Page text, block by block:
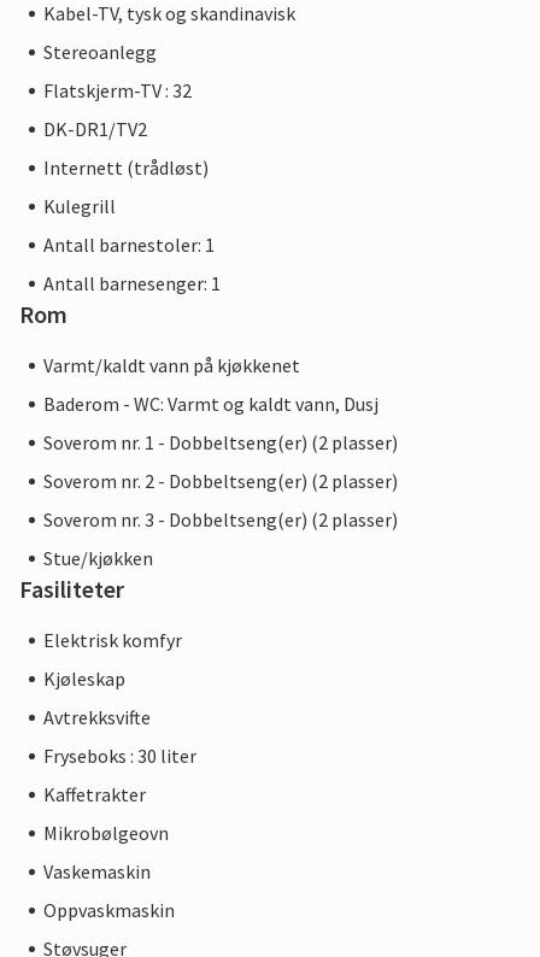
Kabel-TV, tysk og skandinavisk
Stereoanlegg
Flatskjerm-TV : 32
DK-DR1/TV2
Internett (trådløst)
Kulegrill
Antall barnestoler: 1
Antall barnesenger: 1
Rom
Varmt/kaldt vann på kjøkkenet
Baderom - WC: Varmt og kaldt vann, Dusj
Soverom nr. 1 - Dobbeltseng(er) (2 plasser)
Soverom nr. 2 - Dobbeltseng(er) (2 plasser)
Soverom nr. 3 - Dobbeltseng(er) (2 plasser)
Stue/kjøkken
Fasiliteter
Elektrisk komfyr
Kjøleskap
Avtrekksvifte
Fryseboks : 30 liter
Kaffetrakter
Mikrobølgeovn
Vaskemaskin
Oppvaskmaskin
Støvsuger